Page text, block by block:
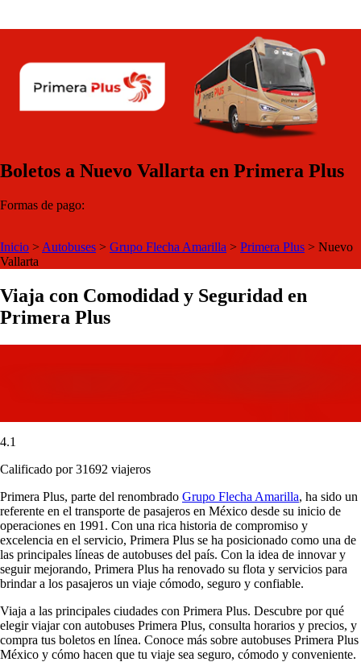
Boletos a Nuevo Vallarta en Primera Plus
Formas de pago:
Inicio > Autobuses > Grupo Flecha Amarilla > Primera Plus > Nuevo
Vallarta
Viaja con Comodidad y Seguridad en
Primera Plus
4.1
Calificado por 31692 viajeros
Primera Plus, parte del renombrado Grupo Flecha Amarilla, ha sido un
referente en el transporte de pasajeros en México desde su inicio de
operaciones en 1991. Con una rica historia de compromiso y
excelencia en el servicio, Primera Plus se ha posicionado como una de
las principales líneas de autobuses del país. Con la idea de innovar y
seguir mejorando, Primera Plus ha renovado su flota y servicios para
brindar a los pasajeros un viaje cómodo, seguro y confiable.
Viaja a las principales ciudades con Primera Plus. Descubre por qué
elegir viajar con autobuses Primera Plus, consulta horarios y precios, y
compra tus boletos en línea. Conoce más sobre autobuses Primera Plus
México y cómo hacen que tu viaje sea seguro, cómodo y conveniente.